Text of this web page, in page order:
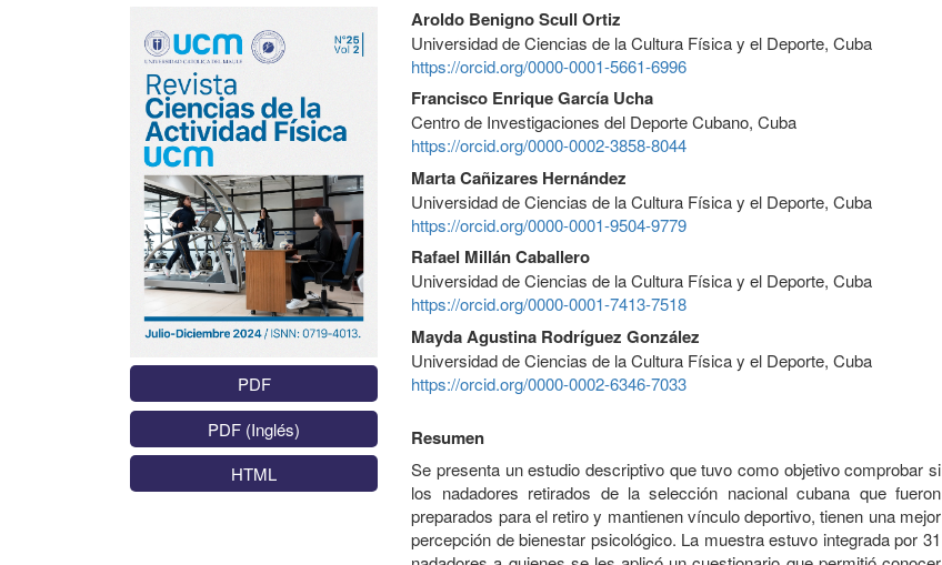
lateral
del
artículo
PDF
PDF (Inglés)
HTML
Contenido
principal
del
artículo
Aroldo Benigno Scull Ortiz
Universidad de Ciencias de la Cultura Física y el Deporte, Cuba
https://orcid.org/0000-0001-5661-6996
Francisco Enrique García Ucha
Centro de Investigaciones del Deporte Cubano, Cuba
https://orcid.org/0000-0002-3858-8044
Marta Cañizares Hernández
Universidad de Ciencias de la Cultura Física y el Deporte, Cuba
https://orcid.org/0000-0001-9504-9779
Rafael Millán Caballero
Universidad de Ciencias de la Cultura Física y el Deporte, Cuba
https://orcid.org/0000-0001-7413-7518
Mayda Agustina Rodríguez González
Universidad de Ciencias de la Cultura Física y el Deporte, Cuba
https://orcid.org/0000-0002-6346-7033
Resumen
Se presenta un estudio descriptivo que tuvo como objetivo comprobar si
los nadadores retirados de la selección nacional cubana que fueron
preparados para el retiro y mantienen vínculo deportivo, tienen una mejor
percepción de bienestar psicológico. La muestra estuvo integrada por 31